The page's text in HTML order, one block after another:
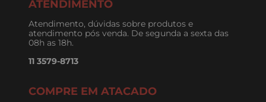
ATENDIMENTO
Atendimento, dúvidas sobre produtos e
atendimento pós venda. De segunda a sexta das
08h as 18h.
11 3579-8713
COMPRE EM ATACADO